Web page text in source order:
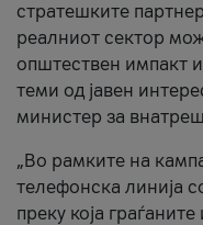
стратешките
реалниот сектор
општествен импакт
теми од јавен
министер за
„Во рамките на
телефонска линија
преку која